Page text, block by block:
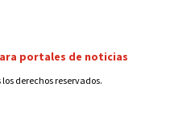
portales de noticias
derechos reservados.